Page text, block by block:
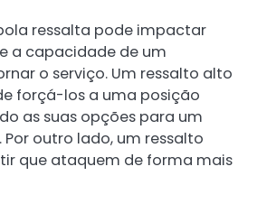
ressalta pode impactar
a capacidade de um
o serviço. Um ressalto alto
forçá-los a uma posição
as suas opções para um
outro lado, um ressalto
que ataquem de forma mais